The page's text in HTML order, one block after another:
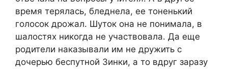
время терялась, бледнела, ее тоненький
голосок дрожал. Шуток она не понимала, в
шалостях никогда не участвовала. Да еще
родители наказывали им не дружить с
дочерью беспутной Зинки, а то вдруг заразу